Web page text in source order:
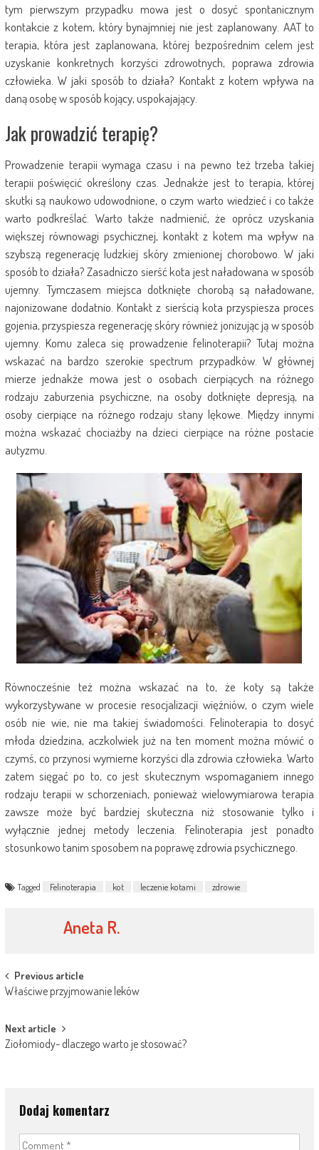
tym pierwszym przypadku mowa jest o dosyć spontanicznym
kontakcie z kotem, który bynajmniej nie jest zaplanowany. AAT to
terapia, która jest zaplanowana, której bezpośrednim celem jest
uzyskanie konkretnych korzyści zdrowotnych, poprawa zdrowia
człowieka. W jaki sposób to działa? Kontakt z kotem wpływa na
daną osobę w sposób kojący, uspokajający.
Jak prowadzić terapię?
Prowadzenie terapii wymaga czasu i na pewno też trzeba takiej
terapii poświęcić określony czas. Jednakże jest to terapia, której
skutki są naukowo udowodnione, o czym warto wiedzieć i co także
warto podkreślać. Warto także nadmienić, że oprócz uzyskania
większej równowagi psychicznej, kontakt z kotem ma wpływ na
szybszą regenerację ludzkiej skóry zmienionej chorobowo. W jaki
sposób to działa? Zasadniczo sierść kota jest naładowana w sposób
ujemny. Tymczasem miejsca dotknięte chorobą są naładowane,
najonizowane dodatnio. Kontakt z sierścią kota przyspiesza proces
gojenia, przyspiesza regenerację skóry również jonizując ją w sposób
ujemny. Komu zaleca się prowadzenie felinoterapii? Tutaj można
wskazać na bardzo szerokie spectrum przypadków. W głównej
mierze jednakże mowa jest o osobach cierpiących na różnego
rodzaju zaburzenia psychiczne, na osoby dotknięte depresją, na
osoby cierpiące na różnego rodzaju stany lękowe. Między innymi
można wskazać chociażby na dzieci cierpiące na różne postacie
autyzmu.
Równocześnie też można wskazać na to, że koty są także
wykorzystywane w procesie resocjalizacji więźniów, o czym wiele
osób nie wie, nie ma takiej świadomości. Felinoterapia to dosyć
młoda dziedzina, aczkolwiek już na ten moment można mówić o
czymś, co przynosi wymierne korzyści dla zdrowia człowieka. Warto
zatem sięgać po to, co jest skutecznym wspomaganiem innego
rodzaju terapii w schorzeniach, ponieważ wielowymiarowa terapia
zawsze może być bardziej skuteczna niż stosowanie tylko i
wyłącznie jednej metody leczenia. Felinoterapia jest ponadto
stosunkowo tanim sposobem na poprawę zdrowia psychicznego.
Tagged Felinoterapia kot leczenie kotami zdrowie
Aneta R.
Post
navigation
Previous article
Właściwe przyjmowanie leków
Next article
Ziołomiody- dlaczego warto je stosować?
Dodaj komentarz